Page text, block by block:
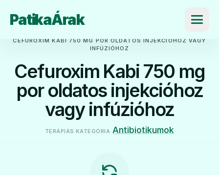
PatikaÁrak
CEFUROXIM KABI 750 MG POR OLDATOS INJEKCIÓHOZ VAGY
INFÚZIÓHOZ
Cefuroxim Kabi 750 mg
por oldatos injekcióhoz
vagy infúzióhoz
TERÁPIÁS KATEGÓRIA Antibiotikumok